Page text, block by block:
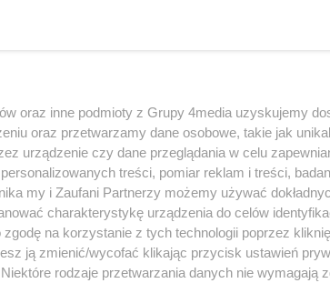
oraz inne podmioty z Grupy 4media uzyskujemy
oraz przetwarzamy dane osobowe, takie jak
urządzenie czy dane przeglądania w celu
treści, pomiar reklam i treści,
my i Zaufani Partnerzy możemy używać
charakterystykę urządzenia do celów
na korzystanie z tych technologii poprzez
ją zmienić/wycofać klikając przycisk ustawień
rodzaje przetwarzania danych nie wymagają